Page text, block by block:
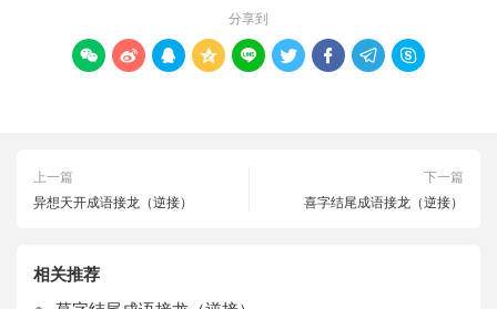
分享到
        
上一篇
异想天开成语接龙（逆接）
下一篇
喜字结尾成语接龙（逆接）
相关推荐